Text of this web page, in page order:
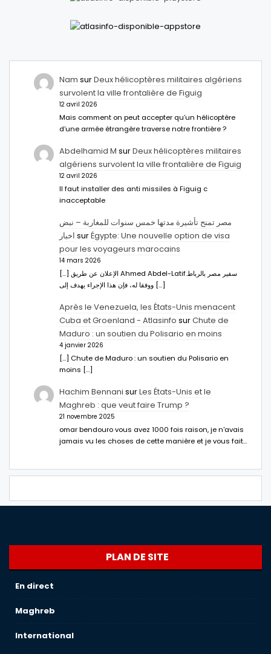
Nam surDeux hélicoptères militaires algériens
survolent la ville frontalière de Figuig
12 avril 2026
Mais comment on peut accepter qu’un hélicoptère
d’une armée étrangère traverse notre frontière ?
Abdelhamid M surDeux hélicoptères militaires
algériens survolent la ville frontalière de Figuig
12 avril 2026
Il faut installer des anti missiles à Figuig c
inacceptable
مصر تمنح تأشيرة مدتها خمس سنوات للمغاربة – نبض
اخبار surÉgypte: Une nouvelle option de visa
pour les voyageurs marocains
14 mars 2026
[…] الإعلان عن طريق Ahmed Abdel-Latifسفير مصر بالرباط.
ووفقا له، فإن هذا الإجراء يهدف إلى […]
Après le Venezuela, les États-Unis menacent
Cuba et Groenland - Atlasinfo surChute de
Maduro : un soutien du Polisario en moins
4 janvier 2026
[…] Chute de Maduro : un soutien du Polisario en
moins […]
Hachim Bennani surLes États-Unis et le
Maghreb : que veut faire Trump ?
21 novembre 2025
omar bendouro vous avez 1000 fois raison, je n'avais
jamais vu les choses de cette manière et je vous fait…
PLAN DE SITE
En direct
Maghreb
International